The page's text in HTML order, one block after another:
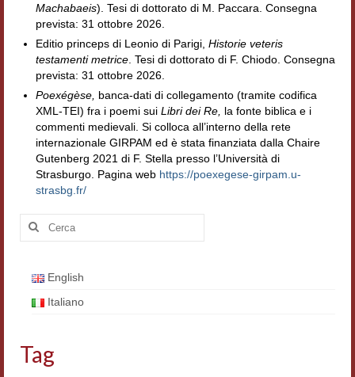
Filologia digitale
Lexicon
ALIM
Corpus Rhythmorum Musicum
Lo studium aretino del ‘200
DIGIMED
Eurasian Latin Archive
Rammses
LEAD
Didattica
Machabaeis). Tesi di dottorato di M. Paccara. Consegna
prevista: 31 ottobre 2026.
Editio princeps di Leonio di Parigi, Historie veteris
testamenti metrice . Tesi di dottorato di F. Chiodo. Consegna
prevista: 31 ottobre 2026.
Poexégèse, banca-dati di collegamento (tramite codifica
XML-TEI) fra i poemi sui Libri dei Re, la fonte biblica e i
commenti medievali. Si colloca all’interno della rete
internazionale GIRPAM ed è stata finanziata dalla Chaire
Gutenberg 2021 di F. Stella presso l’Università di
Strasburgo. Pagina web https://poexegese-girpam.u-
strasbg.fr/
Cerca:
English
Italiano
Tag